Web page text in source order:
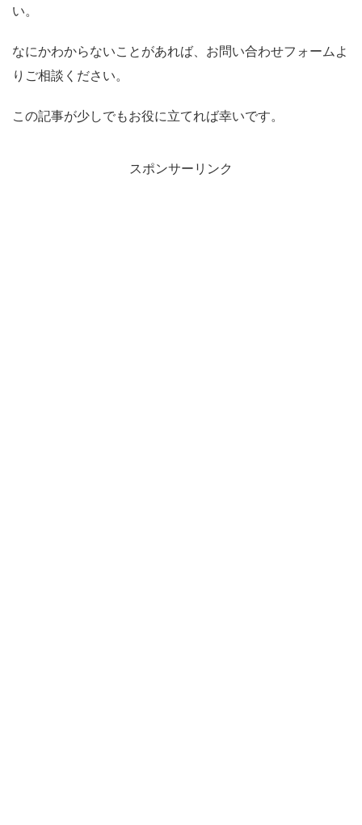
い。
なにかわからないことがあれば、お問い合わせフォームよ
りご相談ください。
この記事が少しでもお役に立てれば幸いです。
スポンサーリンク